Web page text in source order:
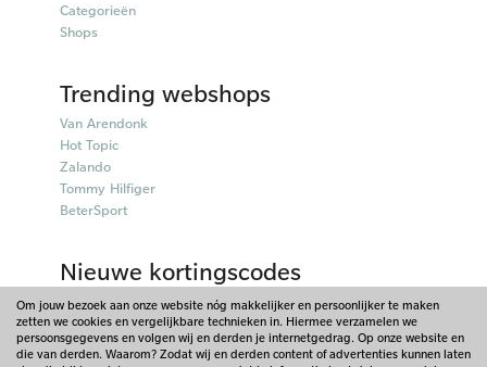
Categorieën
Shops
Trending webshops
Van Arendonk
Hot Topic
Zalando
Tommy Hilfiger
BeterSport
Nieuwe kortingscodes
50plusmobiel kortingscodes
Parfumado kortingscodes
Fitpen kortingscodes
Om jouw bezoek aan onze website nóg makkelijker en persoonlijker te maken
zetten we cookies en vergelijkbare technieken in. Hiermee verzamelen we
persoonsgegevens en volgen wij en derden je internetgedrag. Op onze website en
die van derden. Waarom? Zodat wij en derden content of advertenties kunnen laten